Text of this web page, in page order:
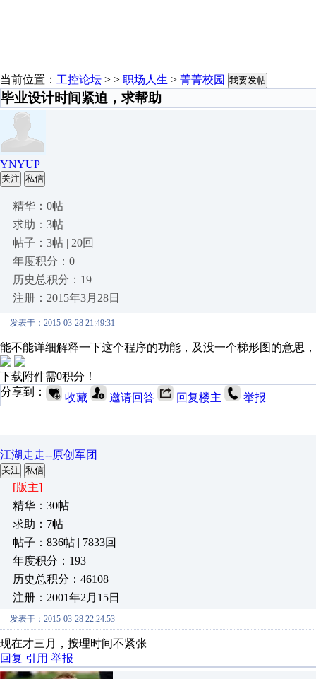
当前位置： 工控论坛 > > 职场人生 > 菁菁校园 我要发帖
毕业设计时间紧迫，求帮助
YNYUP
关注 私信
精华：0帖
求助：3帖
帖子：3帖 | 20回
年度积分：0
历史总积分：19
注册：2015年3月28日
发表于：2015-03-28 21:49:31
能不能详细解释一下这个程序的功能，及没一个梯形图的意思
下载附件需0积分！
分享到：
收藏 邀请回答 回复楼主 举报
江湖走走--原创军团
关注 私信
[版主]
精华：30帖
求助：7帖
帖子：836帖 | 7833回
年度积分：193
历史总积分：46108
注册：2001年2月15日
发表于：2015-03-28 22:24:53
现在才三月，按理时间不紧张
回复 引用 举报